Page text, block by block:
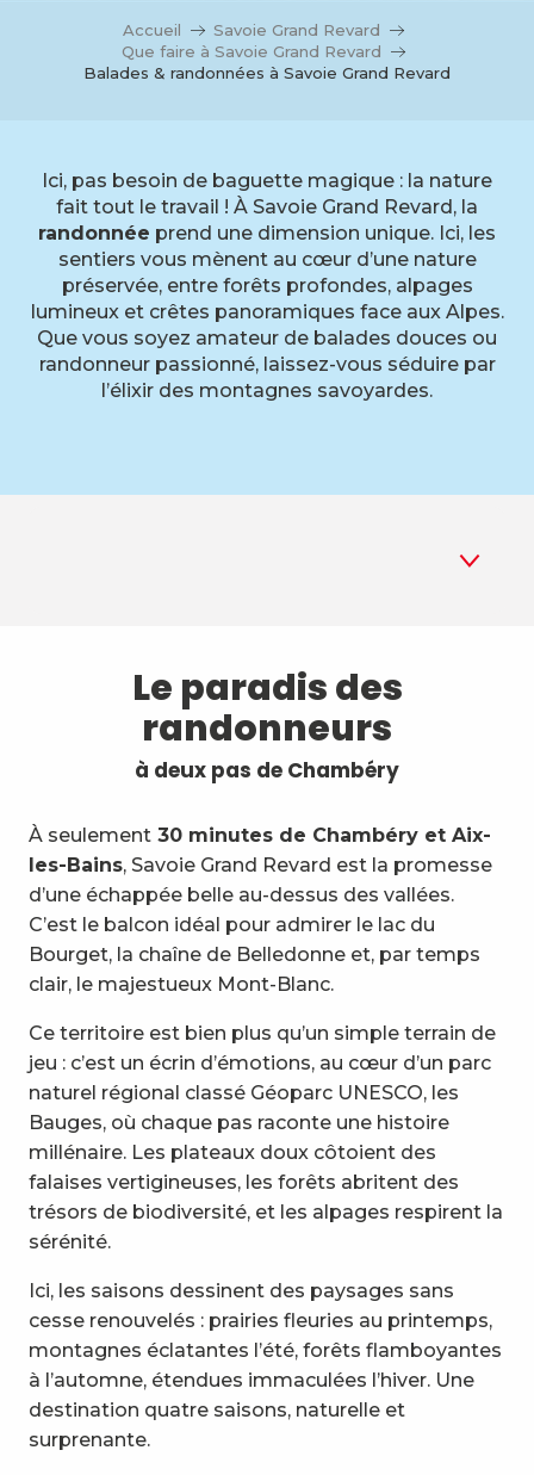
Accueil
Savoie Grand Revard
Que faire à Savoie Grand Revard
Balades & randonnées à Savoie Grand Revard
Ici, pas besoin de baguette magique : la nature
fait tout le travail ! À Savoie Grand Revard, la
randonnée prend une dimension unique. Ici, les
sentiers vous mènent au cœur d’une nature
préservée, entre forêts profondes, alpages
lumineux et crêtes panoramiques face aux Alpes.
Que vous soyez amateur de balades douces ou
randonneur passionné, laissez-vous séduire par
l’élixir des montagnes savoyardes.
3 coups de 🖤
Accompagnateurs
4 Balades
5 Bivouac
6 Marche nordique
7 Votre chien
8 FAQ
Le paradis des
randonneurs
à deux pas de Chambéry
À seulement 30 minutes de Chambéry et Aix-
les-Bains, Savoie Grand Revard est la promesse
d’une échappée belle au-dessus des vallées.
C’est le balcon idéal pour admirer le lac du
Bourget, la chaîne de Belledonne et, par temps
clair, le majestueux Mont-Blanc.
Ce territoire est bien plus qu’un simple terrain de
jeu : c’est un écrin d’émotions, au cœur d’un parc
naturel régional classé Géoparc UNESCO, les
Bauges, où chaque pas raconte une histoire
millénaire. Les plateaux doux côtoient des
falaises vertigineuses, les forêts abritent des
trésors de biodiversité, et les alpages respirent la
sérénité.
Ici, les saisons dessinent des paysages sans
cesse renouvelés : prairies fleuries au printemps,
montagnes éclatantes l’été, forêts flamboyantes
à l’automne, étendues immaculées l’hiver. Une
destination quatre saisons, naturelle et
surprenante.